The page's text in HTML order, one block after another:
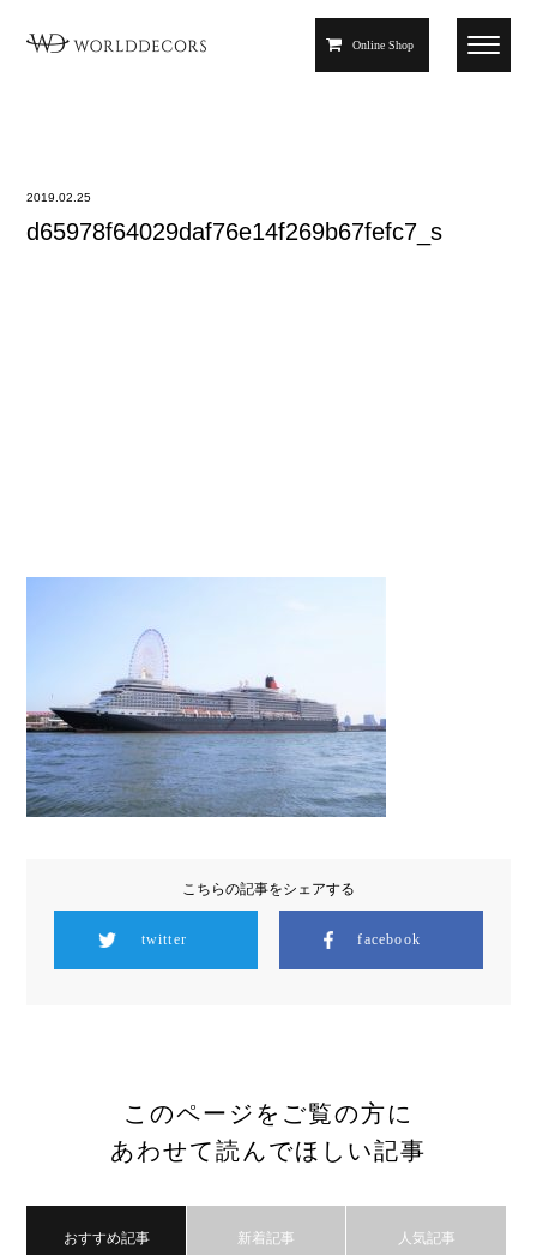
Online Shop
2019.02.25
d65978f64029daf76e14f269b67fefc7_s
こちらの記事をシェアする
twitter facebook
このページをご覧の方に
あわせて読んでほしい記事
おすすめ記事 新着記事 人気記事